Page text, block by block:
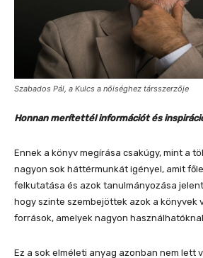
Szabados Pál, a Kulcs a nőiséghez társszerzője
Honnan merítettél információt és
Ennek a könyv megírása csakúgy, mint a
nagyon sok háttérmunkát igényel, amit
felkutatása és azok tanulmányozása
hogy szinte szembejöttek azok a könyvek
források, amelyek nagyon
Ez a sok elméleti anyag azonban nem lett